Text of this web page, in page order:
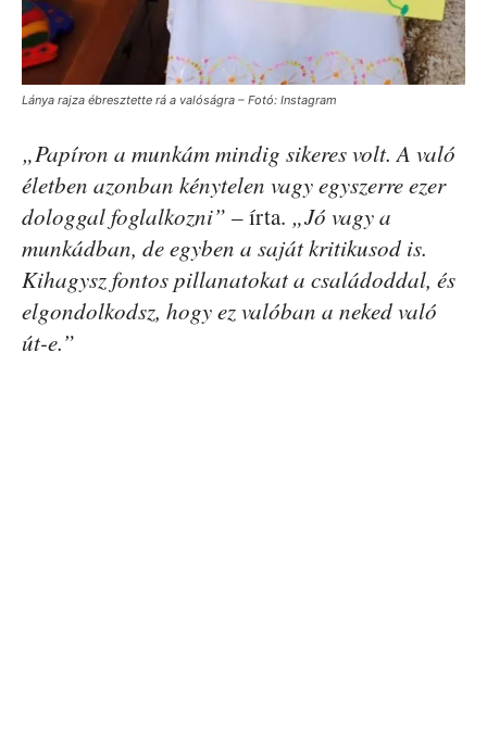
Lánya rajza ébresztette rá a valóságra – Fotó: Instagram
„Papíron a munkám mindig sikeres volt. A való
életben azonban kénytelen vagy egyszerre ezer
dologgal foglalkozni” – írta. „Jó vagy a
munkádban, de egyben a saját kritikusod is.
Kihagysz fontos pillanatokat a családoddal, és
elgondolkodsz, hogy ez valóban a neked való
út-e.”